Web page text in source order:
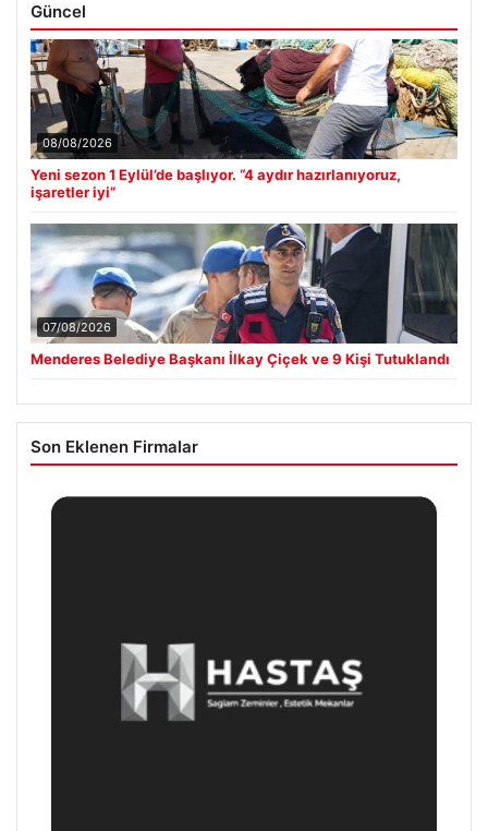
Güncel
08/08/2026
Yeni sezon 1 Eylül’de başlıyor. “4 aydır hazırlanıyoruz,
işaretler iyi”
07/08/2026
Menderes Belediye Başkanı İlkay Çiçek ve 9 Kişi Tutuklandı
Son Eklenen Firmalar